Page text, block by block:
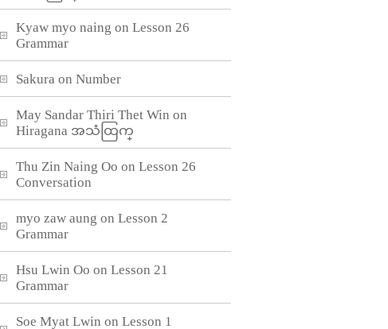
Kyaw myo naing on Lesson 26
Grammar
Sakura on Number
May Sandar Thiri Thet Win on
Hiragana အသံထြက္
Thu Zin Naing Oo on Lesson 26
Conversation
myo zaw aung on Lesson 2
Grammar
Hsu Lwin Oo on Lesson 21
Grammar
Soe Myat Lwin on Lesson 1